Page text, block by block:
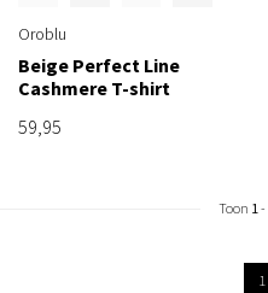
Oroblu
Beige Perfect Line
Cashmere T-shirt
59,95
Toon 1-
1